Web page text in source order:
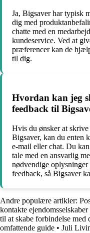
Ja, Bigsaver har typisk
dig med
chatte med en
kundeservice. Ved at
præferencer kan de
til dig.
Hvordan kan jeg
feedback til
Hvis du ønsker at
Bigsaver, kan du enten
e-mail eller chat. Du
tale med en ansvarlig
nødvendige
feedback, så Bigsaver
Andre populære artikler:
kontakte
til at skabe forbindelse med
omfattende guide • Juli